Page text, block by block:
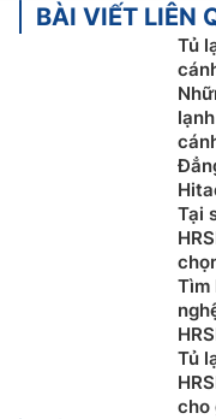
BÀI VIẾT LIÊN
Tủ
Tại
Tìm
Tủ
cho